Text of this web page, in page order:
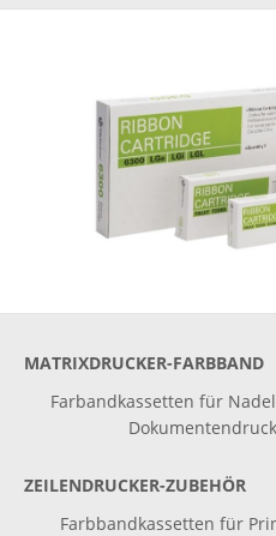
MATRIXDRUCKER-FARBBAND
Farbandkassetten für
ZEILENDRUCKER-ZUBEHÖR
Farbbandkassetten für